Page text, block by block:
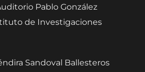
Pablo González
de Investigaciones
Sandoval Ballesteros